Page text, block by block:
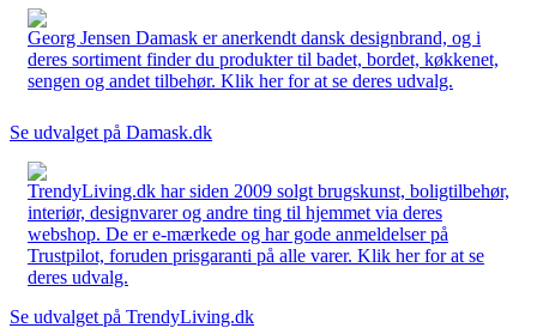
Georg Jensen Damask er anerkendt dansk designbrand, og i
deres sortiment finder du produkter til badet, bordet, køkkenet,
sengen og andet tilbehør. Klik her for at se deres udvalg.
Se udvalget på Damask.dk
TrendyLiving.dk har siden 2009 solgt brugskunst, boligtilbehør,
interiør, designvarer og andre ting til hjemmet via deres
webshop. De er e-mærkede og har gode anmeldelser på
Trustpilot, foruden prisgaranti på alle varer. Klik her for at se
deres udvalg.
Se udvalget på TrendyLiving.dk